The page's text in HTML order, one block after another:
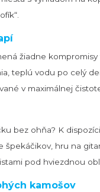
žiadne kompromisy
teplú vodu po celý
v maximálnej
bez ohňa? K
špekáčikov, hru na
pod hviezdnou
kamošov